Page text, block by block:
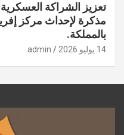
تعزيز الشراكة العسكرية
مذكرة لإحداث مركز
بالمملكة.
14 يوليو 2026 admin